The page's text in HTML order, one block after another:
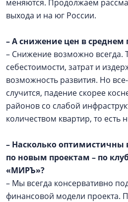
меняются. Продолжаем
выхода и на юг России.
–А снижение цен в
– Снижение возможно всегда.
себестоимости, затрат и
возможность развития. Но все-
случится, падение скорее
районов со слабой
количеством квартир, то есть
– Насколько
по новым проектам – по
«МИРЪ»?
– Мы всегда консервативно
финансовой модели проекта.